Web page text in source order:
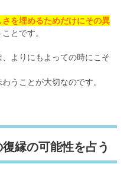
さを埋めるためだけにその異
とです。
よりにもよっての時にこそ
うことが大切なのです。
縁の可能性を占う